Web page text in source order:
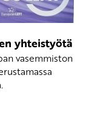
yhteistyötä
vasemmiston